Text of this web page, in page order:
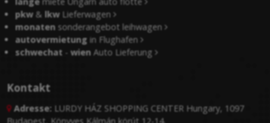
pkw&lkwLieferwagen
monaten sonderangebot leihwagen
autovermietung in Flughafen
schwechat -wien Auto Lieferung
Kontakt
 Adresse: LURDY HÁZ SHOPPING CENTER Hungary, 1097